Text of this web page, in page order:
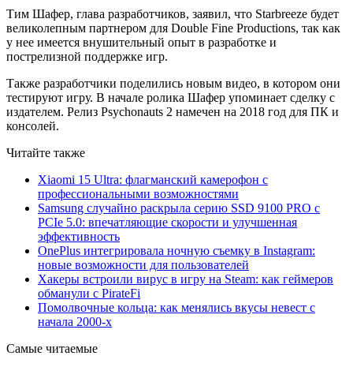
Тим Шафер, глава разработчиков, заявил, что Starbreeze будет
великолепным партнером для Double Fine Productions, так как
у нее имеется внушительный опыт в разработке и
пострелизной поддержке игр.
Также разработчики поделились новым видео, в котором они
тестируют игру. В начале ролика Шафер упоминает сделку с
издателем. Релиз Psychonauts 2 намечен на 2018 год для ПК и
консолей.
Читайте также
Xiaomi 15 Ultra: флагманский камерофон с
профессиональными возможностями
Samsung случайно раскрыла серию SSD 9100 PRO с
PCIe 5.0: впечатляющие скорости и улучшенная
эффективность
OnePlus интегрировала ночную съемку в Instagram:
новые возможности для пользователей
Хакеры встроили вирус в игру на Steam: как геймеров
обманули с PirateFi
Помолвочные кольца: как менялись вкусы невест с
начала 2000-х
Самые читаемые